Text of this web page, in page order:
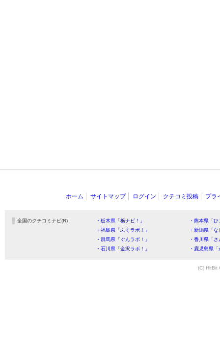
ホーム サイトマップ ログイン クチコミ投稿 プラ
全国のクチコミナビ(R) ・栃木県「栃ナビ！」
・熊本県「
・福島県「ふくラボ！」
・新潟県「
・群馬県「ぐんラボ！」
・香川県「
・石川県「金沢ラボ！」
・鹿児島県
(C) HitBit